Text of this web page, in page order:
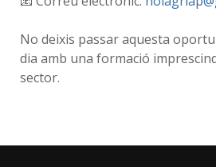
No deixis passar aquesta
dia amb una formació
sector.